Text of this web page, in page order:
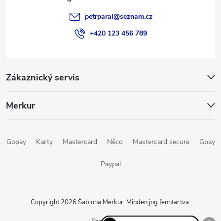
Zákaznický servis
Merkur
petrparal@seznam.cz
+420 123 456 789
Gopay Karty Mastercard Něco Mastercard secure Gpay
Paypal
Copyright 2026 Šablona Merkur. Minden jog fenntartva.